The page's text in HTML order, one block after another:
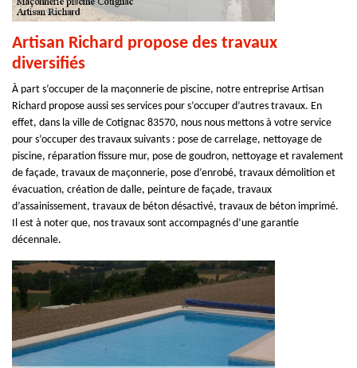
Artisan Richard propose des travaux
diversifiés
À part s’occuper de la maçonnerie de piscine, notre entreprise Artisan
Richard propose aussi ses services pour s’occuper d’autres travaux. En
effet, dans la ville de Cotignac 83570, nous nous mettons à votre service
pour s’occuper des travaux suivants : pose de carrelage, nettoyage de
piscine, réparation fissure mur, pose de goudron, nettoyage et ravalement
de façade, travaux de maçonnerie, pose d’enrobé, travaux démolition et
évacuation, création de dalle, peinture de façade, travaux
d’assainissement, travaux de béton désactivé, travaux de béton imprimé.
Il est à noter que, nos travaux sont accompagnés d’une garantie
décennale.